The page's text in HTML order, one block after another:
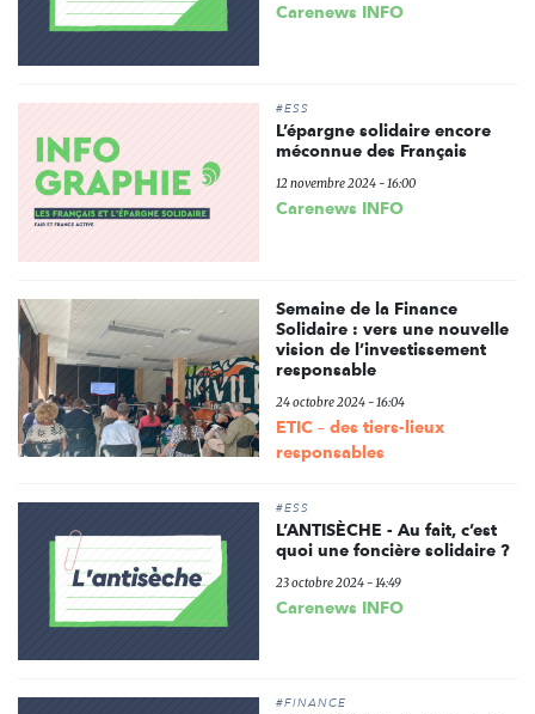
Carenews INFO
#ESS
L’épargne solidaire encore
méconnue des Français
12 novembre 2024 - 16:00
Carenews INFO
Semaine de la Finance
Solidaire : vers une nouvelle
vision de l’investissement
responsable
24 octobre 2024 - 16:04
ETIC – des tiers-lieux
responsables
#ESS
L’ANTISÈCHE - Au fait, c’est
quoi une foncière solidaire ?
23 octobre 2024 - 14:49
Carenews INFO
#FINANCE